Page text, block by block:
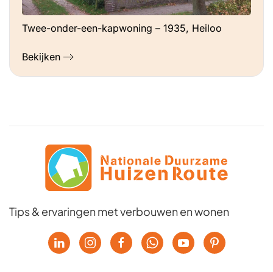
Twee-onder-een-kapwoning – 1935, Heiloo
Bekijken
Tips & ervaringen met verbouwen en wonen